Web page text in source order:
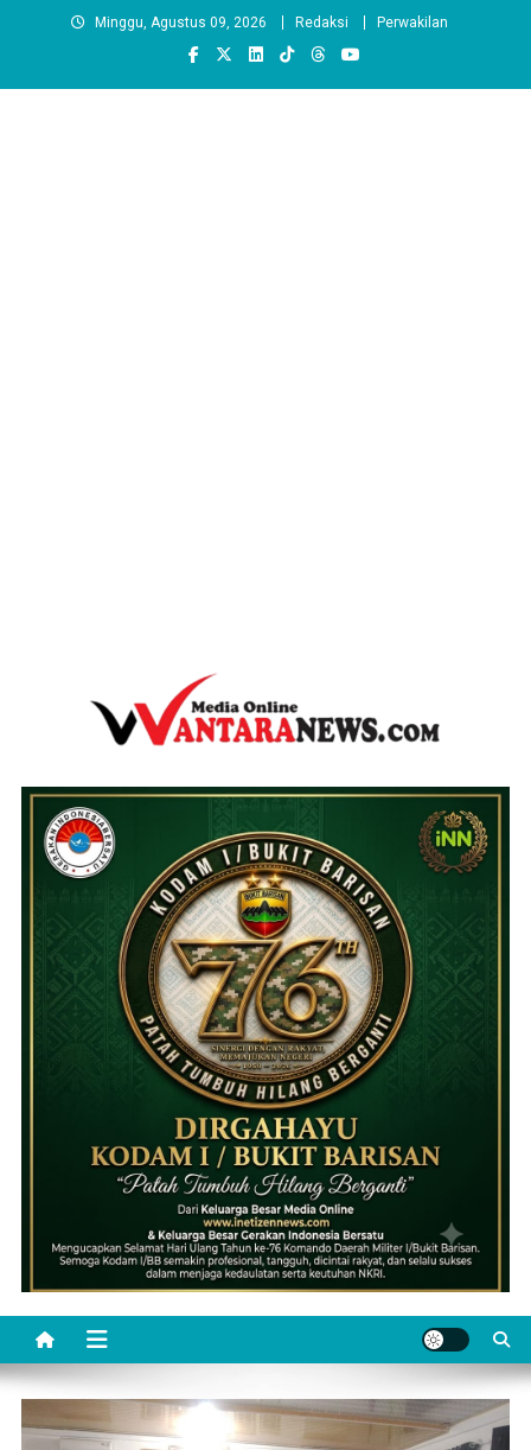
Minggu, Agustus 09, 2026 Redaksi Perwakilan
wantaranews.com